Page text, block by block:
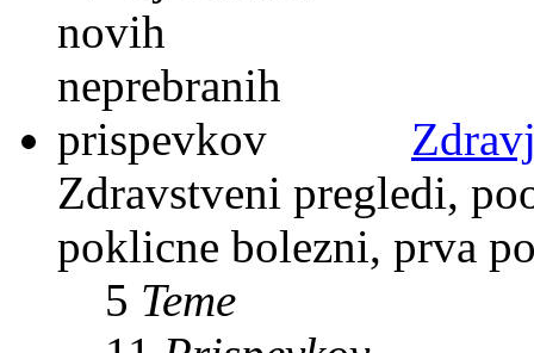
Zdravstveni pregledi,
poklicne bolezni, prva
5 Teme